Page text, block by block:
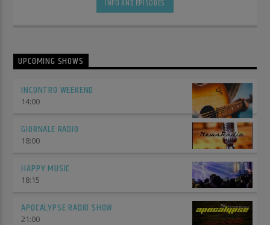
INFO AND EPISODES
UPCOMING SHOWS
INCONTRO WEEKEND
14:00
GIORNALE RADIO
18:00
HAPPY MUSIC
18:15
APOCALYPSE RADIO SHOW
21:00